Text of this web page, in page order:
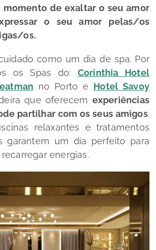
momento de exaltar o seu amor
o seu amor pelas/os
os.
como um dia de spa. Por
os Spas do: Corinthia Hotel
no Porto e Hotel Savoy
que oferecem experiências
partilhar com os seus amigos.
relaxantes e tratamentos
garantem um dia perfeito para
energias.